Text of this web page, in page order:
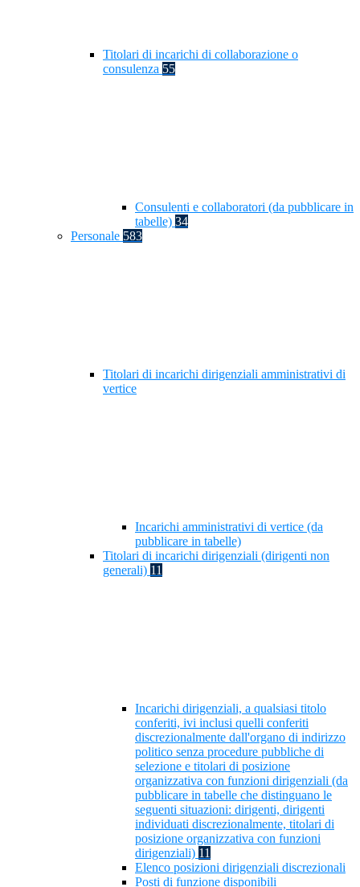
Titolari di incarichi di collaborazione o
consulenza 55
Consulenti e collaboratori (da pubblicare in
tabelle) 34
Personale 583
Titolari di incarichi dirigenziali amministrativi di
vertice
Incarichi amministrativi di vertice (da
pubblicare in tabelle)
Titolari di incarichi dirigenziali (dirigenti non
generali) 11
Incarichi dirigenziali, a qualsiasi titolo
conferiti, ivi inclusi quelli conferiti
discrezionalmente dall'organo di indirizzo
politico senza procedure pubbliche di
selezione e titolari di posizione
organizzativa con funzioni dirigenziali (da
pubblicare in tabelle che distinguano le
seguenti situazioni: dirigenti, dirigenti
individuati discrezionalmente, titolari di
posizione organizzativa con funzioni
dirigenziali) 11
Elenco posizioni dirigenziali discrezionali
Posti di funzione disponibili